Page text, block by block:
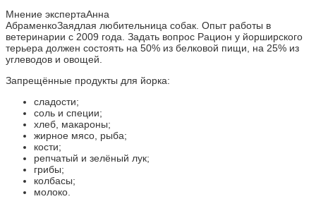
Мнение экспертаАнна
АбраменкоЗаядлая любительница собак. Опыт работы в
ветеринарии с 2009 года. Задать вопрос Рацион у йорширского
терьера должен состоять на 50% из белковой пищи, на 25% из
углеводов и овощей.
Запрещённые продукты для йорка:
сладости;
соль и специи;
хлеб, макароны;
жирное мясо, рыба;
кости;
репчатый и зелёный лук;
грибы;
колбасы;
молоко.